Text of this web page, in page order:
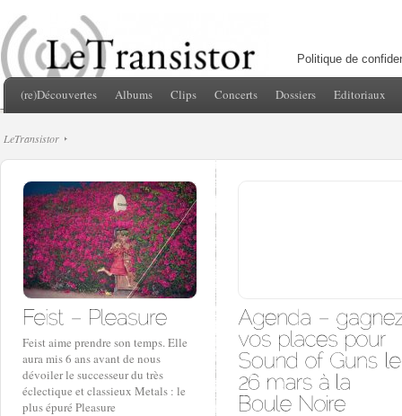
Politique de
(re)Découvertes Albums Clips Concerts Dossiers Editoriaux
LeTransistor
Feist aime prendre son temps. Elle
aura mis 6 ans avant de nous
dévoiler le successeur du très
éclectique et classieux Metals : le
plus épuré Pleasure